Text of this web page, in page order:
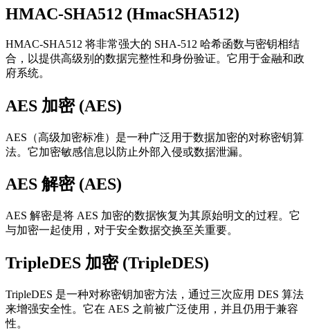
HMAC-SHA512 (HmacSHA512)
HMAC-SHA512 将非常强大的 SHA-512 哈希函数与密钥相结
合，以提供高级别的数据完整性和身份验证。它用于金融和政
府系统。
AES 加密 (AES)
AES（高级加密标准）是一种广泛用于数据加密的对称密钥算
法。它加密敏感信息以防止外部入侵或数据泄漏。
AES 解密 (AES)
AES 解密是将 AES 加密的数据恢复为其原始明文的过程。它
与加密一起使用，对于安全数据交换至关重要。
TripleDES 加密 (TripleDES)
TripleDES 是一种对称密钥加密方法，通过三次应用 DES 算法
来增强安全性。它在 AES 之前被广泛使用，并且仍用于兼容
性。